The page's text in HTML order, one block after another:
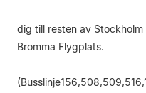
dig till resten av
Bromma Flygplats.